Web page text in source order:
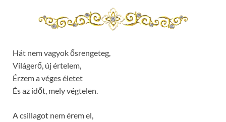
Hát nem vagyok ősrengeteg,
Világerő, új értelem,
Érzem a véges életet
És az időt, mely végtelen.
A csillagot nem érem el,